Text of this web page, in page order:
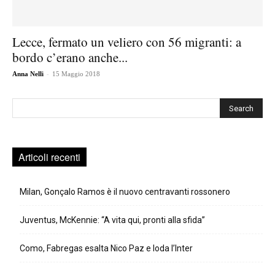
Lecce, fermato un veliero con 56 migranti: a
bordo c’erano anche...
Anna Nelli - 15 Maggio 2018
Articoli recenti
Milan, Gonçalo Ramos è il nuovo centravanti rossonero
Juventus, McKennie: “A vita qui, pronti alla sfida”
Como, Fabregas esalta Nico Paz e loda l’Inter